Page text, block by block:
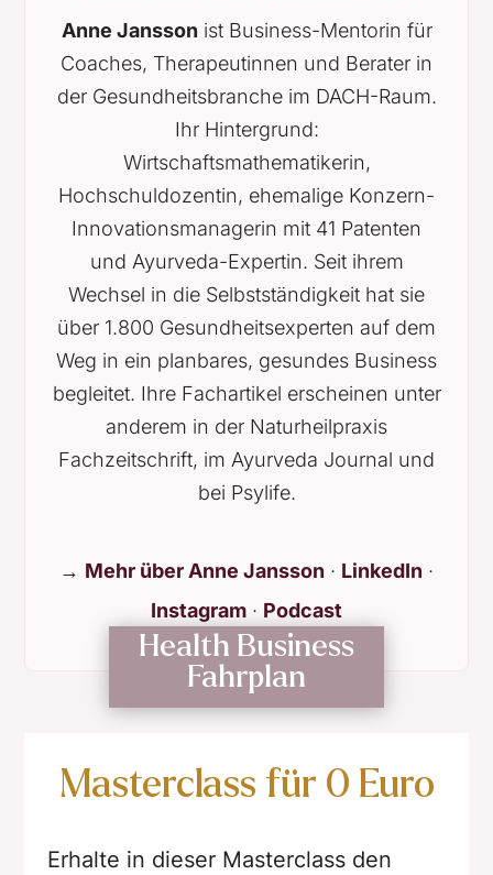
Anne Jansson ist Business-Mentorin für
Coaches, Therapeutinnen und Berater in
der Gesundheitsbranche im DACH-Raum.
Ihr Hintergrund:
Wirtschaftsmathematikerin,
Hochschuldozentin, ehemalige Konzern-
Innovationsmanagerin mit 41 Patenten
und Ayurveda-Expertin. Seit ihrem
Wechsel in die Selbstständigkeit hat sie
über 1.800 Gesundheitsexperten auf dem
Weg in ein planbares, gesundes Business
begleitet. Ihre Fachartikel erscheinen unter
anderem in der Naturheilpraxis
Fachzeitschrift, im Ayurveda Journal und
bei Psylife.
→ Mehr über Anne Jansson · LinkedIn ·
Instagram · Podcast
Health Business
Fahrplan
Masterclass für 0 Euro
Erhalte in dieser Masterclass den